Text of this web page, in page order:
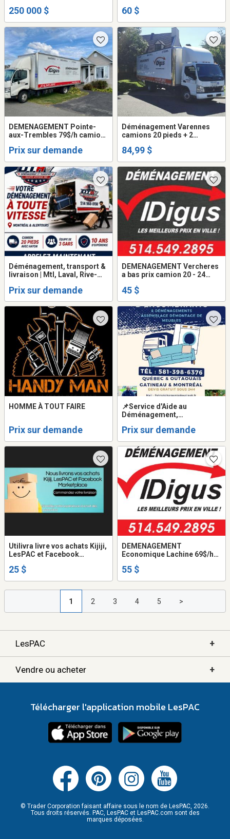
VENDRE
250 000 $ 60 $
DEMENAGEMENT Pointe-
aux-Trembles 79$/h camion
2895
Prix sur demande
Déménagement Varennes
camions 20 pieds + 2
diesel inclus dans prix ... )
84,99 $
Déménagement, transport &
livraison | Mtl, Laval, Rive-
Prix sur demande
DEMENAGEMENT Vercheres
a bas prix camion 20 - 24
549-2895
45 $
HOMME À TOUT FAIRE
Prix sur demande
📌Service d'Aide au
Déménagement,
de Meubles | Pro & Équipé
Prix sur demande
Utilivra livre vos achats Kijiji,
LesPAC et Facebook
delivers your Kijiji, LesPAC
25 $
DEMENAGEMENT
Economique Lachine 69$/h
514-993-2895
55 $
1 2 3 4 5 >
LesPAC +
Vendre ou acheter +
Télécharger l'application mobile LesPAC
© Trader Corporation faisant affaire sous le nom de LesPAC, 2026.
Tous droits réservés. PAC, LesPAC et LesPAC.com sont des
marques déposées.